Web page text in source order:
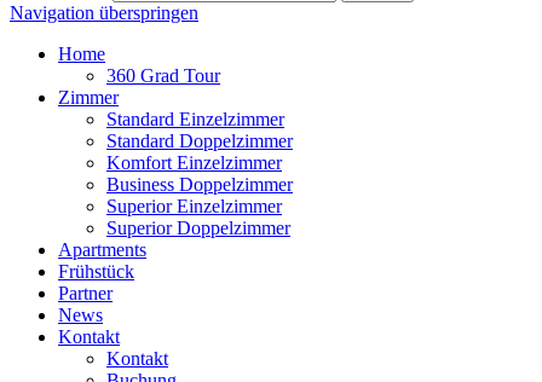
Navigation überspringen
Home
360 Grad Tour
Zimmer
Standard Einzelzimmer
Standard Doppelzimmer
Komfort Einzelzimmer
Business Doppelzimmer
Superior Einzelzimmer
Superior Doppelzimmer
Apartments
Frühstück
Partner
News
Kontakt
Kontakt